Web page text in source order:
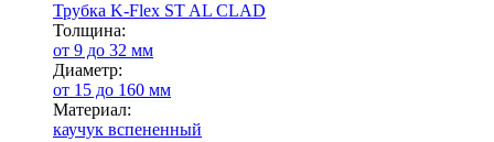
Трубка K-Flex ST AL CLAD
Тол­щи­на:
от 9 до 32 мм
Диаметр:
от 15 до 160 мм
Ма­­те­­ри­­ал:
каучук вспененный